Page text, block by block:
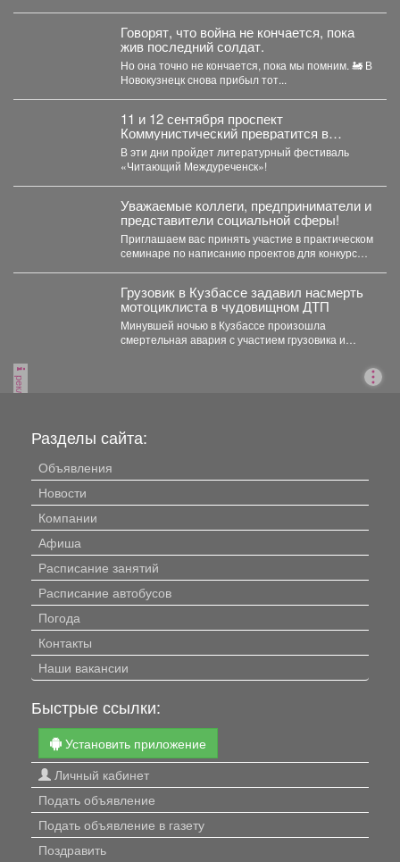
ветеранов специальной...
Говорят, что война не кончается, пока
жив последний солдат.
Но она точно не кончается, пока мы помним. 🚂 В
Новокузнецк снова прибыл тот...
11 и 12 сентября проспект
Коммунистический превратится в
огромную литературную сцену под
открытым небом.
В эти дни пройдет литературный фестиваль
«Читающий Междуреченск»!
Уважаемые коллеги, предприниматели и
представители социальной сферы!
Приглашаем вас принять участие в практическом
семинаре по написанию проектов для конкурсов
Грузовик в Кузбассе задавил насмерть
мотоциклиста в чудовищном ДТП
Минувшей ночью в Кузбассе произошла
смертельная авария с участием грузовика и
реклама
Разделы сайта:
Объявления
Новости
Компании
Афиша
Расписание занятий
Расписание автобусов
Погода
Контакты
Наши вакансии
Быстрые ссылки:
Установить приложение
Личный кабинет
Подать объявление
Подать объявление в газету
Поздравить